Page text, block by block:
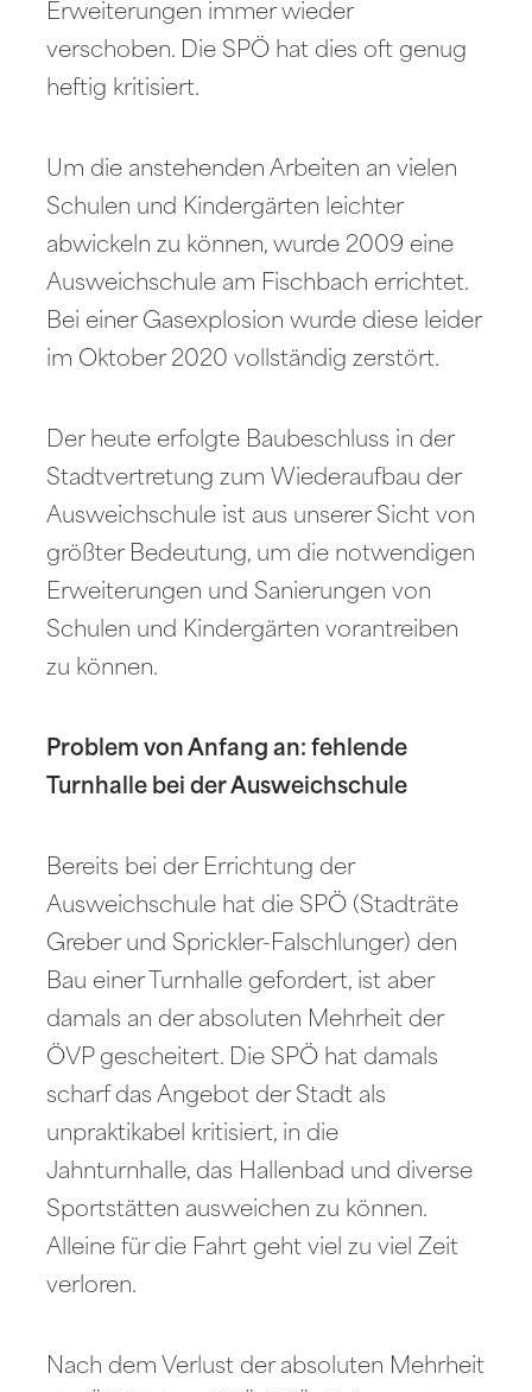
Erweiterungen immer wieder
verschoben. Die SPÖ hat dies oft genug
heftig kritisiert.
Um die anstehenden Arbeiten an vielen
Schulen und Kindergärten leichter
abwickeln zu können, wurde 2009 eine
Ausweichschule am Fischbach errichtet.
Bei einer Gasexplosion wurde diese leider
im Oktober 2020 vollständig zerstört.
Der heute erfolgte Baubeschluss in der
Stadtvertretung zum Wiederaufbau der
Ausweichschule ist aus unserer Sicht von
größter Bedeutung, um die notwendigen
Erweiterungen und Sanierungen von
Schulen und Kindergärten vorantreiben
zu können.
Problem von Anfang an: fehlende
Turnhalle bei der Ausweichschule
Bereits bei der Errichtung der
Ausweichschule hat die SPÖ (Stadträte
Greber und Sprickler-Falschlunger) den
Bau einer Turnhalle gefordert, ist aber
damals an der absoluten Mehrheit der
ÖVP gescheitert. Die SPÖ hat damals
scharf das Angebot der Stadt als
unpraktikabel kritisiert, in die
Jahnturnhalle, das Hallenbad und diverse
Sportstätten ausweichen zu können.
Alleine für die Fahrt geht viel zu viel Zeit
verloren.
Nach dem Verlust der absoluten Mehrheit